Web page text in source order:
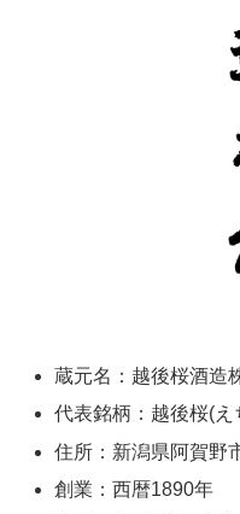
蔵元名：越後桜酒造
代表銘柄：越後桜(え
住所：新潟県阿賀野
創業：西暦1890年